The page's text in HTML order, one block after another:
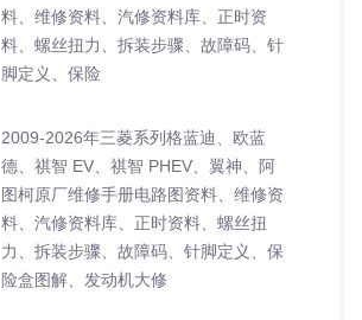
料、维修资料、汽修资料库、正时资
料、螺丝扭力、拆装步骤、故障码、针
脚定义、保险
2009-2026年三菱系列格蓝迪、欧蓝
德、祺智 EV、祺智 PHEV、翼神、阿
图柯原厂维修手册电路图资料、维修资
料、汽修资料库、正时资料、螺丝扭
力、拆装步骤、故障码、针脚定义、保
险盒图解、发动机大修